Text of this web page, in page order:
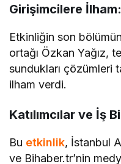
Girişimcilere
Etkinliğin son
ortağı Özkan Yağız,
sundukları çözümleri
ilham verdi.
Katılımcılar ve İş
Bu etkinlik, İstanbul
ve Bihaber.tr’nin